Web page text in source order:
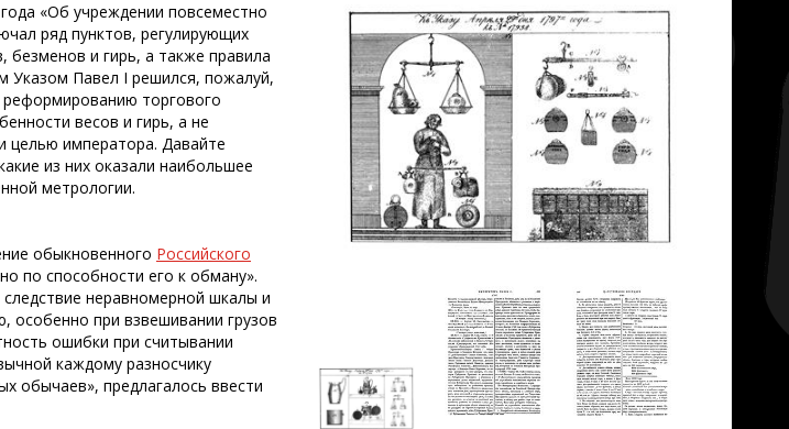
«Об учреждении повсеместно
ряд пунктов, регулирующих
безменов и гирь, а также правила
Указом Павел I решился, пожалуй,
торгового
весов и гирь, а не
целью императора. Давайте
из них оказали наибольшее
метрологии.
обыкновенного Российского
по способности его к обману».
неравномерной шкалы и
особенно при взвешивании грузов
ошибки при считывании
каждому разносчику
обычаев», предлагалось ввести